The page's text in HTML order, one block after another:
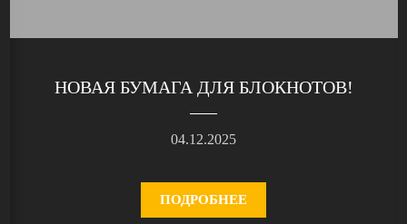
НОВАЯ БУМАГА ДЛЯ БЛОКНОТОВ!
04.12.2025
ПОДРОБНЕЕ